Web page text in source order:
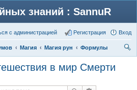
знаний : SannuR
с администрацией Вход
Регистрация
Магия Магия рун
Формулы
в мир Смерти